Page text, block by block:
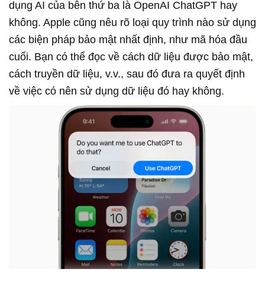
dụng AI của bên thứ ba là OpenAI ChatGPT hay
không. Apple cũng nêu rõ loại quy trình nào sử dụng
các biện pháp bảo mật nhất định, như mã hóa đầu
cuối. Bạn có thể đọc về cách dữ liệu được bảo mật,
cách truyền dữ liệu, v.v., sau đó đưa ra quyết định
về việc có nên sử dụng dữ liệu đó hay không.